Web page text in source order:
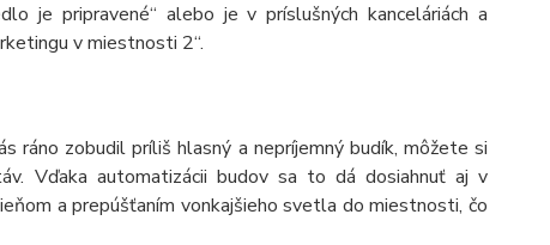
je pripravené“ alebo je v príslušných kanceláriách a
v miestnosti 2“.
ráno zobudil príliš hlasný a nepríjemný budík, môžete si
Vďaka automatizácii budov sa to dá dosiahnuť aj v
a prepúšťaním vonkajšieho svetla do miestnosti, čo